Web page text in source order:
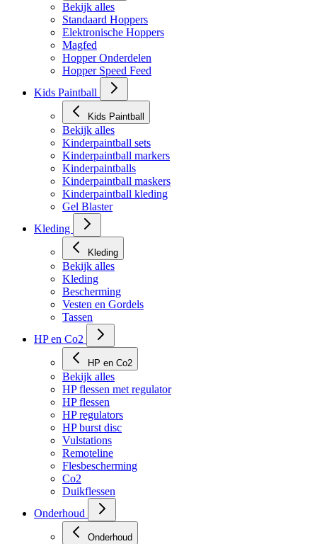
Bekijk alles
Standaard Hoppers
Elektronische Hoppers
Magfed
Hopper Onderdelen
Hopper Speed Feed
Kids Paintball
Kids Paintball
Bekijk alles
Kinderpaintball sets
Kinderpaintball markers
Kinderpaintballs
Kinderpaintball maskers
Kinderpaintball kleding
Gel Blaster
Kleding
Kleding
Bekijk alles
Kleding
Bescherming
Vesten en Gordels
Tassen
HP en Co2
HP en Co2
Bekijk alles
HP flessen met regulator
HP flessen
HP regulators
HP burst disc
Vulstations
Remoteline
Flesbescherming
Co2
Duikflessen
Onderhoud
Onderhoud